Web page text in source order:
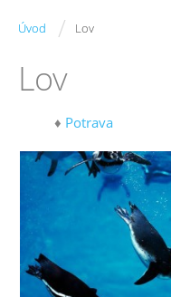
Úvod / Lov
Lov
♦ Potrava